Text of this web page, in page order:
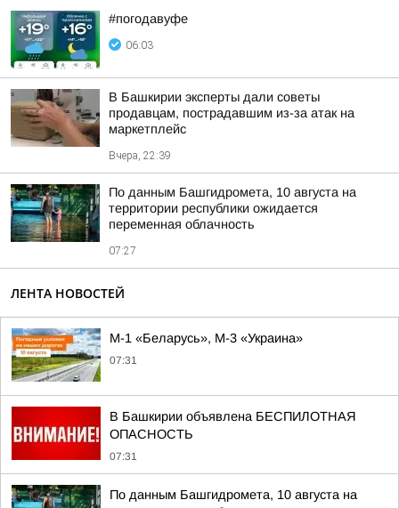
#погодавуфе
06:03
В Башкирии эксперты дали советы
продавцам, пострадавшим из-за атак на
маркетплейс
Вчера, 22:39
По данным Башгидромета, 10 августа на
территории республики ожидается
переменная облачность
07:27
ЛЕНТА НОВОСТЕЙ
М-1 «Беларусь», М-3 «Украина»
07:31
В Башкирии объявлена БЕСПИЛОТНАЯ
ОПАСНОСТЬ
07:31
По данным Башгидромета, 10 августа на